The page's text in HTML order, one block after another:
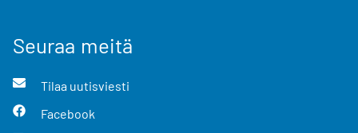
Seuraa meitä
Tilaa uutisviesti
Facebook